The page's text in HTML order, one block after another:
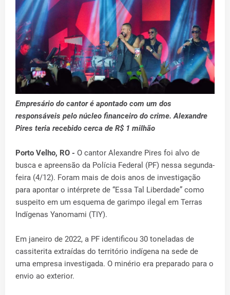
Empresário do cantor é apontado com um dos
responsáveis pelo núcleo financeiro do crime. Alexandre
Pires teria recebido cerca de R$ 1 milhão
Porto Velho, RO - O cantor Alexandre Pires foi alvo de
busca e apreensão da Polícia Federal (PF) nessa segunda-
feira (4/12). Foram mais de dois anos de investigação
para apontar o intérprete de “Essa Tal Liberdade” como
suspeito em um esquema de garimpo ilegal em Terras
Indígenas Yanomami (TIY).
Em janeiro de 2022, a PF identificou 30 toneladas de
cassiterita extraídas do território indígena na sede de
uma empresa investigada. O minério era preparado para o
envio ao exterior.